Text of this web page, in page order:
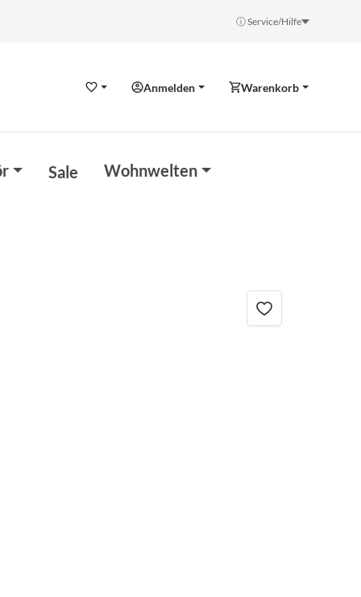
ⓘ Service/Hilfe
WunschzettelAnmelden Warenkorb
Sale Wohnwelten